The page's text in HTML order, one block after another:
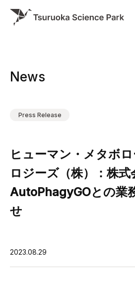
News
Press Release
ヒューマン・メタボ
ロジーズ（株）：株式
AutoPhagyGOとの業
せ
2023.08.29